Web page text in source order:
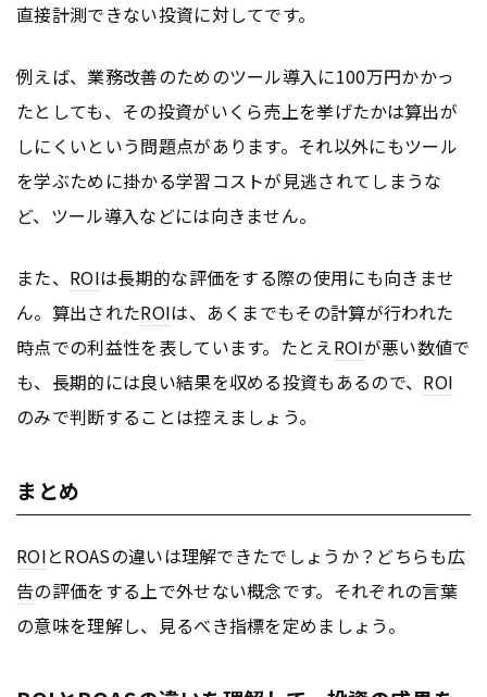
直接計測できない投資に対してです。
例えば、業務改善のためのツール導入に100万円かかっ
たとしても、その投資がいくら売上を挙げたかは算出が
しにくいという問題点があります。それ以外にもツール
を学ぶために掛かる学習コストが見逃されてしまうな
ど、ツール導入などには向きません。
また、 ROIは長期的な評価をする際の使用にも向きませ
ん。算出されたROIは、あくまでもその計算が行われた
時点での利益性を表しています。たとえROIが悪い数値で
も、長期的には良い結果を収める投資もあるので、 ROI
のみで判断することは控えましょう。
まとめ
ROIとROASの違いは理解できたでしょうか？どちらも広
告の評価をする上で外せない概念です。それぞれの言葉
の意味を理解し、見るべき指標を定めましょう。